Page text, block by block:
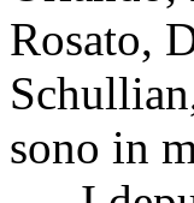
Rosato,
sono in